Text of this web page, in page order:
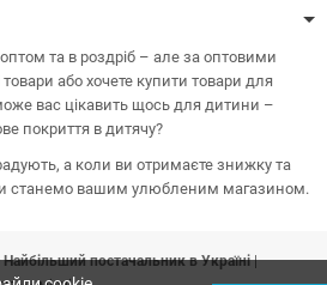
та в роздріб – але за оптовими
або хочете купити товари для
вас цікавить щось для дитини –
покриття в дитячу?
а коли ви отримаєте знижку та
станемо вашим улюбленим магазином.
постачальник в Україні|